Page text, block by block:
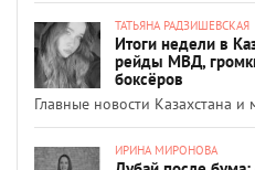
ТАТЬЯНА РАДЗИШЕВСКАЯ
Итоги недели в
рейды МВД,
боксёров
Главные новости Казахстана и
ИРИНА МИРОНОВА